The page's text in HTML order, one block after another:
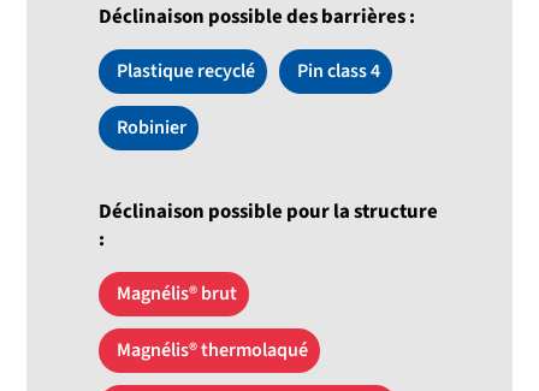
Déclinaison possible des barrières :
Plastique recyclé Pin class 4
Robinier
Déclinaison possible pour la structure
:
Magnélis® brut
Magnélis® thermolaqué